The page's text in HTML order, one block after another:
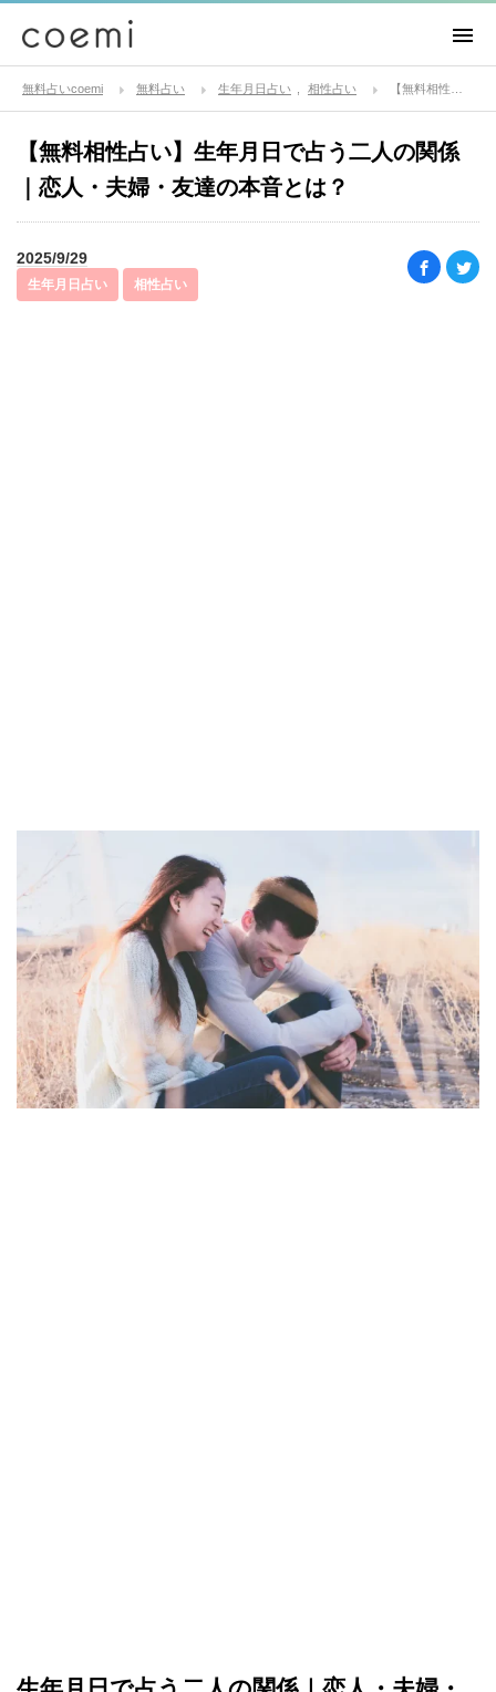
無料占いcoemi 無料占い 生年月日占い 相性占い
【無料相性占い】生年月日で占う二人の関係
｜恋人・夫婦・友達の本音とは？
2025/9/29
生年月日占い 相性占い